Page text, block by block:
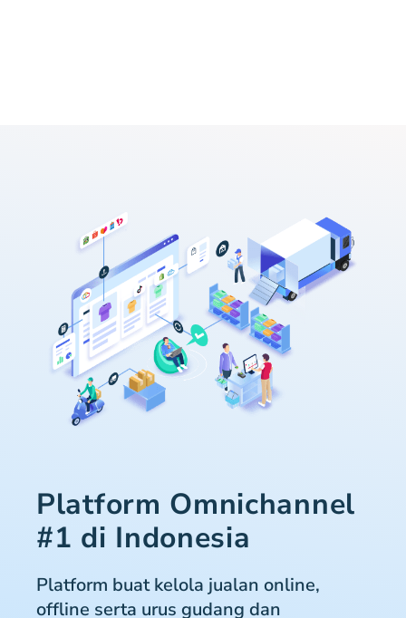
Platform Omnichannel
#1 di Indonesia
Platform buat kelola jualan online,
offline serta urus gudang dan